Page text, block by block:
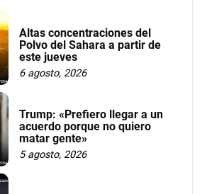
Altas concentraciones del
Polvo del Sahara a partir de
este jueves
6 agosto, 2026
Trump: «Prefiero llegar a un
acuerdo porque no quiero
matar gente»
5 agosto, 2026